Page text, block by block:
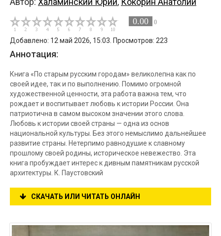
0.00 0
Добавлено: 12 май 2026, 15:03. Просмотров: 223
Аннотация:
Книга «По старым русским городам» великолепна как по
своей идее, так и по выполнению. Помимо огромной
художественной ценности, эта работа важна тем, что
рождает и воспитывает любовь к истории России. Она
патриотична в самом высоком значении этого слова.
Любовь к истории своей страны — одна из основ
национальной культуры. Без этого немыслимо дальнейшее
развитие страны. Нетерпимо равнодушие к славному
прошлому своей родины, историческое невежество. Эта
книга пробуждает интерес к дивным памятникам русской
архитектуры. К. Паустовский
СКАЧАТЬ ИЛИ ЧИТАТЬ ОНЛАЙН